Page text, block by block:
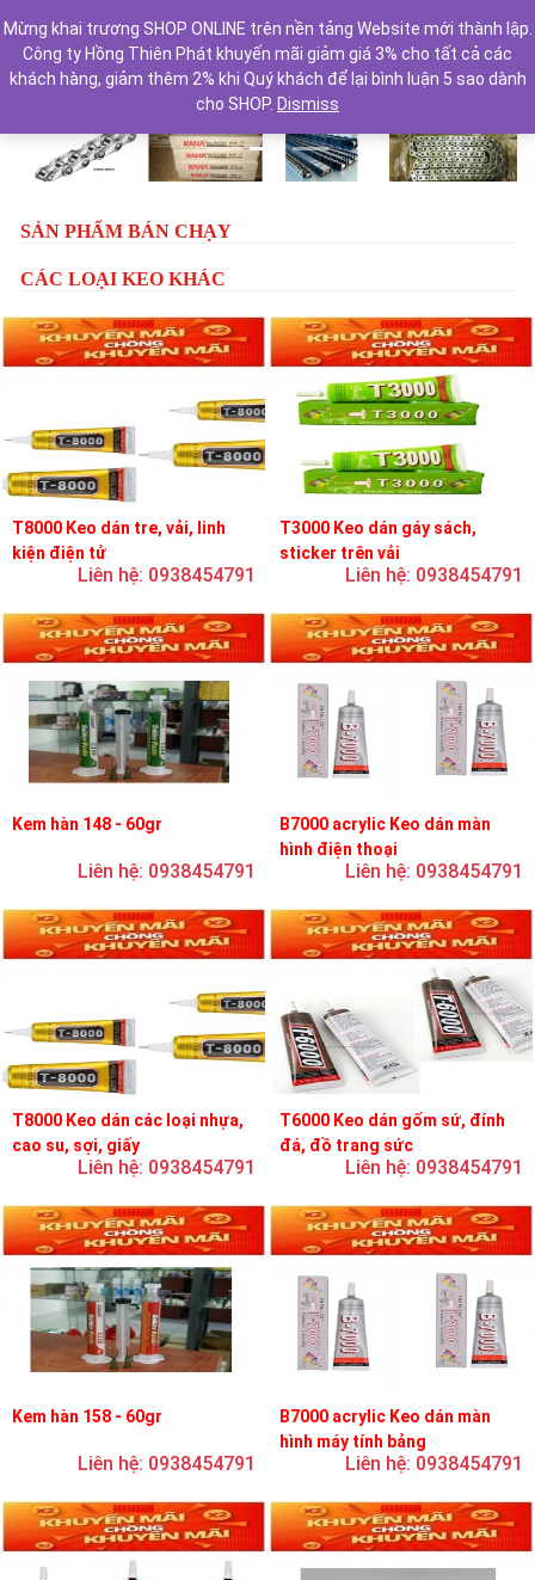
Previous Next
SẢN PHẨM BÁN CHẠY
CÁC LOẠI KEO KHÁC
T8000 Keo dán tre, vải, linh
kiện điện tử
Liên hệ: 0938454791
T3000 Keo dán gáy sách,
sticker trên vải
Liên hệ: 0938454791
Kem hàn 148 - 60gr
Liên hệ: 0938454791
B7000 acrylic Keo dán màn
hình điện thoại
Liên hệ: 0938454791
T8000 Keo dán các loại nhựa,
cao su, sợi, giấy
Liên hệ: 0938454791
T6000 Keo dán gốm sứ, đính
đá, đồ trang sức
Liên hệ: 0938454791
Kem hàn 158 - 60gr
Liên hệ: 0938454791
B7000 acrylic Keo dán màn
hình máy tính bảng
Liên hệ: 0938454791
Mừng khai trương SHOP ONLINE trên nền tảng Website mới thành lập.
Công ty Hồng Thiên Phát khuyến mãi giảm giá 3% cho tất cả các
khách hàng, giảm thêm 2% khi Quý khách để lại bình luận 5 sao dành
cho SHOP. Dismiss